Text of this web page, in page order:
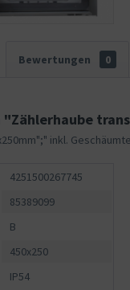
Bewertungen 0
inkl.
4251500267745
85389099
B
450x250
IP54